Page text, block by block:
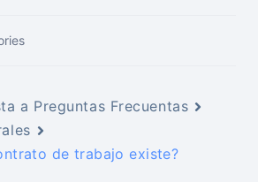
a Preguntas Frecuentas
de trabajo existe?